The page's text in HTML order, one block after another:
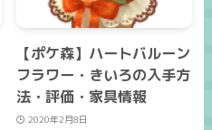
【ポケ森】ハートバルーン
フラワー・きいろの入手方
法・評価・家具情報
2020年2月8日